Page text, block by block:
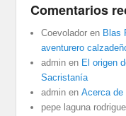
Comentarios
Coevolador en Blas
aventurero
admin en El origen
Sacristanía
admin enAcerca de
pepe laguna